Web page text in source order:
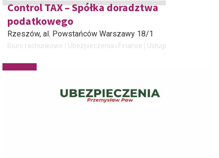
Control TAX – Spółka doradztwa
podatkowego
Rzeszów, al. Powstańców Warszawy 18/1
Biuro rachunkowe Ubezpieczenia i Finanse Usługi